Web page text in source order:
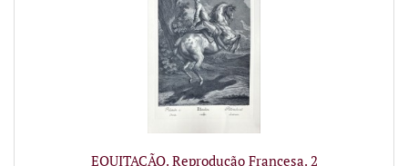
EQUITAÇÃO. Reprodução Francesa. 2